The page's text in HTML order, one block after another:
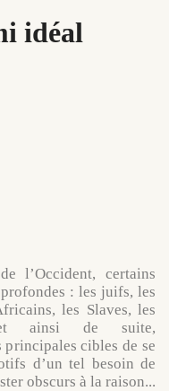
idéal
l’Occident, certains
: les juifs, les
les Slaves, les
et ainsi de suite,
principales cibles de se
d’un tel besoin de
obscurs à la raison...